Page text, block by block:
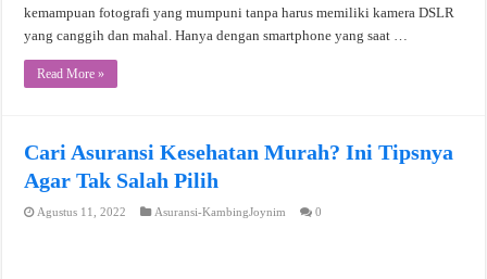
kemampuan fotografi yang mumpuni tanpa harus memiliki kamera DSLR
yang canggih dan mahal. Hanya dengan smartphone yang saat …
Read More »
Cari Asuransi Kesehatan Murah? Ini Tipsnya
Agar Tak Salah Pilih
Agustus 11, 2022 Asuransi-KambingJoynim 0